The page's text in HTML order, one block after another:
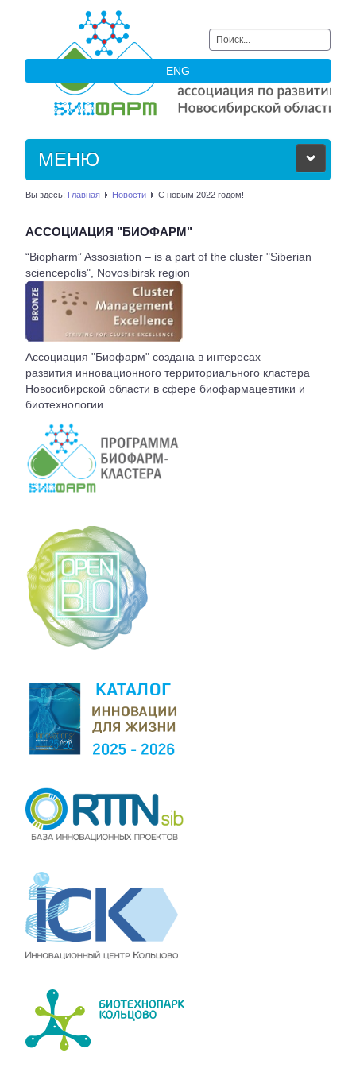
Искать...
ENG
МЕНЮ
ОБ АССОЦИАЦИИ
ЧЛЕНЫ АССОЦИАЦИИ
НОВОСТИ
АКТУАЛЬНОЕ
ВСТУПЛЕНИЕ
КОНТАКТЫ
БЮРО АССОЦИАЦИИ
Вы здесь: Главная Новости С новым 2022 годом!
АССОЦИАЦИЯ "БИОФАРМ"
“Biopharm” Assosiation – is a part of the cluster "Siberian
sciencepolis", Novosibirsk region
Ассоциация "Биофарм" создана в интересах
развития инновационного территориального кластера
Новосибирской области в сфере биофармацевтики и
биотехнологии